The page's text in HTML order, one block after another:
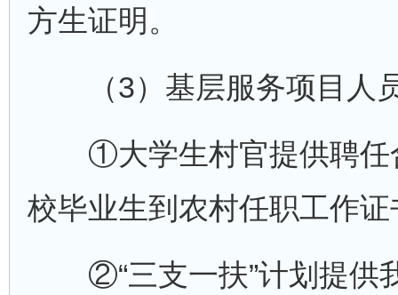
方生证明。
（3）基层服务项目人员
①大学生村官提供聘任
校毕业生到农村任职工作
②“三支一扶”计划提供我